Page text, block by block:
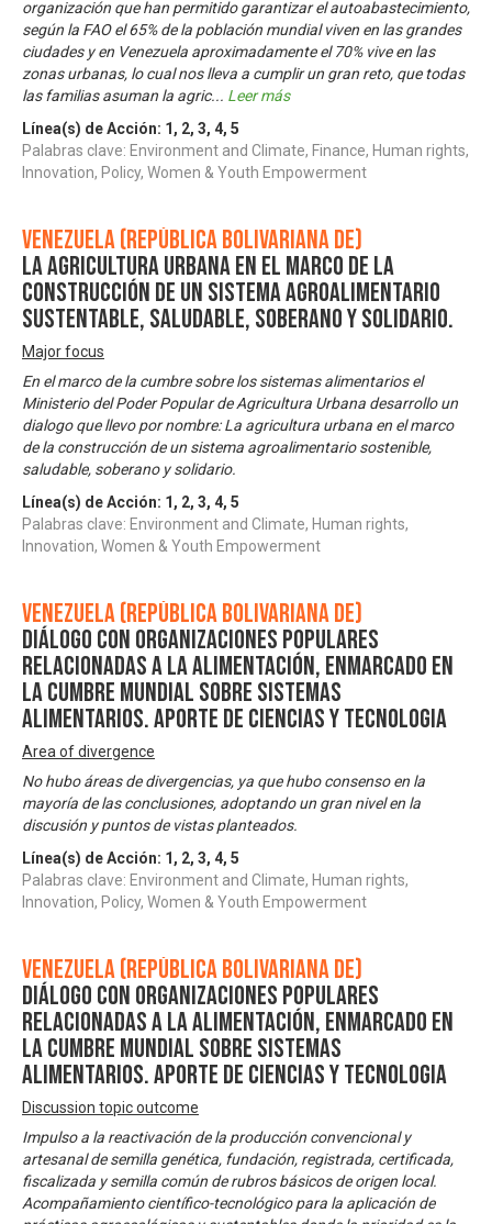
organización que han permitido garantizar el autoabastecimiento,
según la FAO el 65% de la población mundial viven en las grandes
ciudades y en Venezuela aproximadamente el 70% vive en las
zonas urbanas, lo cual nos lleva a cumplir un gran reto, que todas
las familias asuman la agric... Leer más
Línea(s) de Acción: 1 , 2, 3, 4, 5
Palabras clave: Environment and Climate, Finance, Human rights,
Innovation, Policy, Women & Youth Empowerment
Venezuela (República Bolivariana de)
La Agricultura Urbana en el Marco de la
Construcción de Un Sistema Agroalimentario
Sustentable, Saludable, Soberano y Solidario.
Major focus
En el marco de la cumbre sobre los sistemas alimentarios el
Ministerio del Poder Popular de Agricultura Urbana desarrollo un
dialogo que llevo por nombre: La agricultura urbana en el marco
de la construcción de un sistema agroalimentario sostenible,
saludable, soberano y solidario.
Línea(s) de Acción: 1 , 2, 3, 4, 5
Palabras clave: Environment and Climate, Human rights,
Innovation, Women & Youth Empowerment
Venezuela (República Bolivariana de)
Diálogo con Organizaciones Populares
relacionadas a la Alimentación, enmarcado en
la Cumbre Mundial sobre Sistemas
Alimentarios. Aporte de Ciencias y Tecnologia
Area of divergence
No hubo áreas de divergencias, ya que hubo consenso en la
mayoría de las conclusiones, adoptando un gran nivel en la
discusión y puntos de vistas planteados.
Línea(s) de Acción: 1 , 2, 3, 4, 5
Palabras clave: Environment and Climate, Human rights,
Innovation, Policy, Women & Youth Empowerment
Venezuela (República Bolivariana de)
Diálogo con Organizaciones Populares
relacionadas a la Alimentación, enmarcado en
la Cumbre Mundial sobre Sistemas
Alimentarios. Aporte de Ciencias y Tecnologia
Discussion topic outcome
Impulso a la reactivación de la producción convencional y
artesanal de semilla genética, fundación, registrada, certificada,
fiscalizada y semilla común de rubros básicos de origen local.
Acompañamiento científico-tecnológico para la aplicación de